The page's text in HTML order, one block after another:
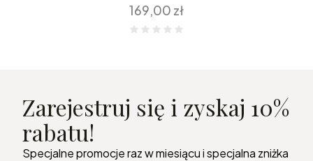
Cena
169,00 zł
Zarejestruj się i zyskaj 10%
rabatu!
Specjalne promocje raz w miesiącu i specjalna zniżka